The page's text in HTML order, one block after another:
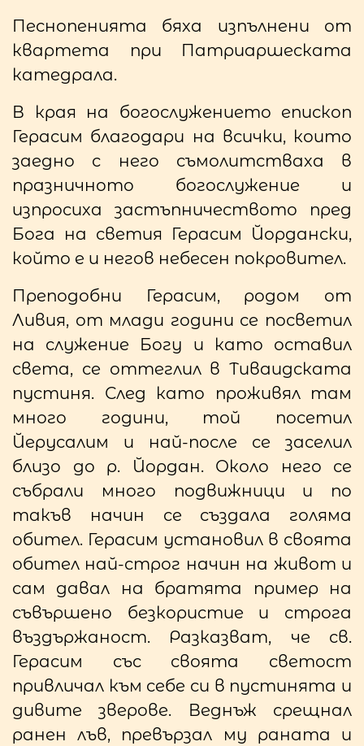
Песнопенията бяха изпълнени от
квартета при Патриаршеската
катедрала.
В края на богослужението епископ
Герасим благодари на всички, които
заедно с него съмолитстваха в
празничното богослужение и
изпросиха застъпничеството пред
Бога на светия Герасим Йордански,
който е и негов небесен покровител.
Преподобни Герасим, родом от
Ливия, от млади години се посветил
на служение Богу и като оставил
света, се оттеглил в Тиваидската
пустиня. След като проживял там
много години, той посетил
Йерусалим и най-после се заселил
близо до р. Йордан. Около него се
събрали много подвижници и по
такъв начин се създала голяма
обител. Герасим установил в своята
обител най-строг начин на живот и
сам давал на братята пример на
съвършено безкористие и строга
въздържаност. Разказват, че св.
Герасим със своята светост
привличал към себе си в пустинята и
дивите зверове. Веднъж срещнал
ранен лъв, превързал му раната и